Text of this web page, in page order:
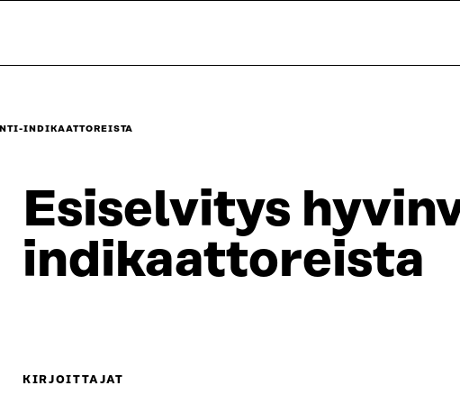
INDIKAATTOREISTA
Esiselvitys
indikaattoreista
KIRJOITTAJAT